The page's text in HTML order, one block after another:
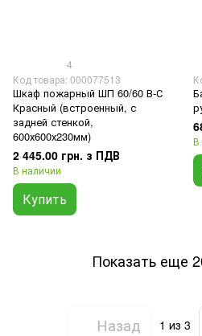
4
Код товара: 000077513
Шкаф пожарный ШП 60/60 В-С
Красный (встроенный, с
задней стенкой,
600х600х230мм)
2 445.00 грн. з ПДВ
В наличии
Купить
В
Показать еще
Назад 1 из 3